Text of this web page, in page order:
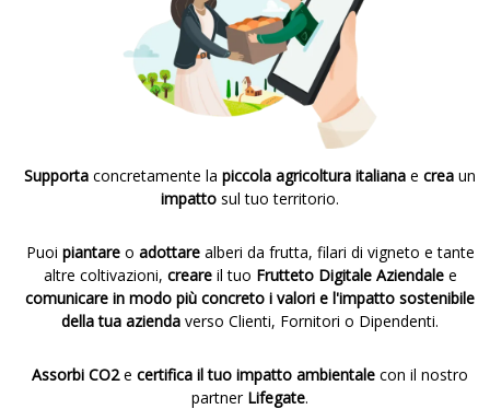
Supporta concretamente la piccola agricoltura italiana ecrea un
impatto sul tuo territorio.
Puoi piantareo adottare alberi da frutta, filari di vigneto e tante
altre coltivazioni, creareil tuo Frutteto Digitale Aziendalee
comunicare in modo più concreto i valori e l'impatto sostenibile
della tua azienda verso Clienti, Fornitori o Dipendenti.
Assorbi CO2e certifica il tuo impatto ambientale con il nostro
partner Lifegate.